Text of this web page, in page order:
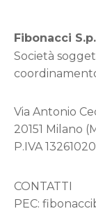
Fibonacci
Società
Via Antonio
20151 Milano
P.IVA
CONTATTI
PEC: